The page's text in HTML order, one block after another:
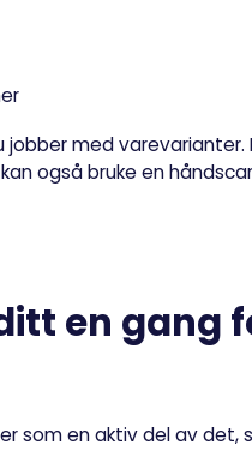
med varevarianter.
også bruke en
en gang
som en aktiv del av det,